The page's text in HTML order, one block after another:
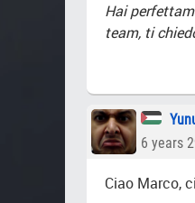
Hai
team, ti
6 years
Ciao Marco,